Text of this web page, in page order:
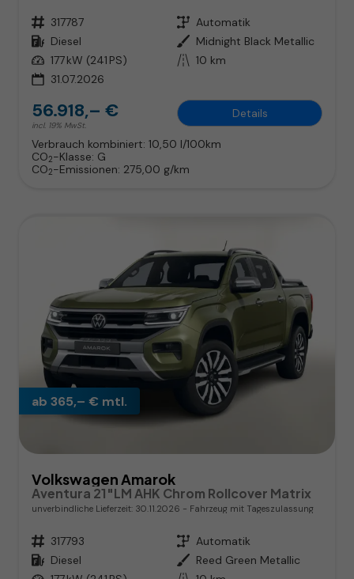
Fahrzeugnr. 317787 Getriebe Automatik
Kraftstoff Diesel Außenfarbe Midnight Black Metallic
Leistung 177 kW (241 PS) Kilometerstand 10 km
31.07.2026
56.918,– €
incl. 19% MwSt.
Details
Verbrauch kombiniert: 10,50 l/100km
CO2-Klasse: G
CO2-Emissionen: 275,00 g/km
ab 365,– € mtl.
Volkswagen Amarok
Aventura 21"LM AHK Chrom Rollcover Matrix
unverbindliche Lieferzeit: 30.11.2026 Fahrzeug mit Tageszulassung
Fahrzeugnr. 317793 Getriebe Automatik
Kraftstoff Diesel Außenfarbe Reed Green Metallic